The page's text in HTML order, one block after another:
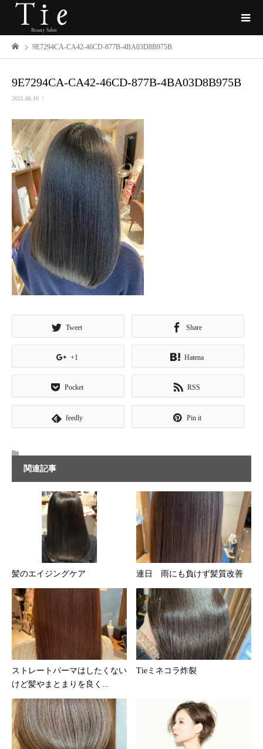
9E7294CA-CA42-46CD-877B-4BA03D8B975B
9E7294CA-CA42-46CD-877B-4BA03D8B975B
2021.06.16
Tweet Share
+1 Hatena
Pocket RSS
feedly Pin it
関連記事
髪のエイジングケア 連日 雨にも負けず髪質改善
ストレートパーマはしたくない
けど髪やまとまりを良く...
Tieミネコラ炸裂